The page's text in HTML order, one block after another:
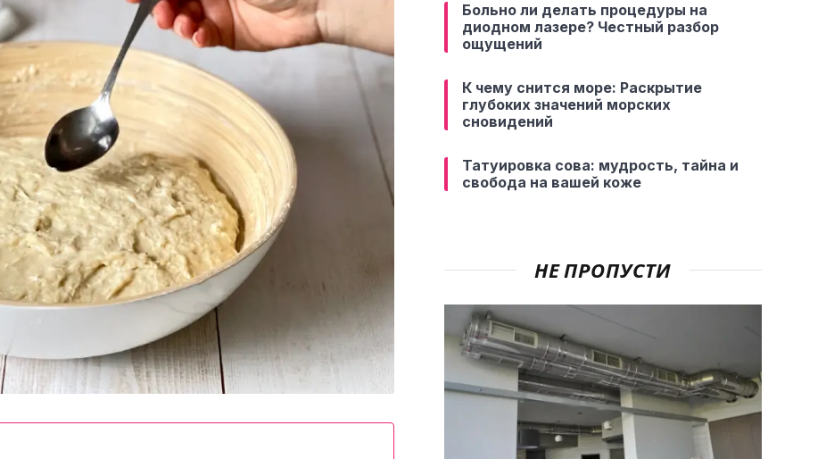
Больно ли делать процедуры на
диодном лазере? Честный разбор
ощущений
К чему снится море: Раскрытие
глубоких значений морских
сновидений
Татуировка сова: мудрость, тайна и
свобода на вашей коже
НЕ ПРОПУСТИ